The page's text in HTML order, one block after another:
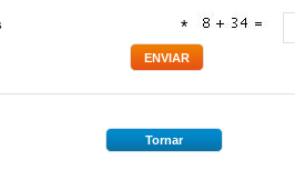
*
Tornar